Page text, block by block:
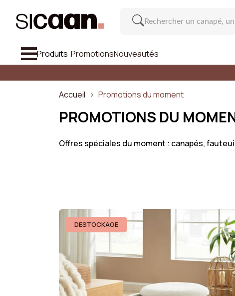
Produits PromotionsNouveautés
Fauteuil & Pouf
Nouveautés
Besoin D’aide
Mon Compte
Canapé 3
Canapé 2
Accueil
Promotions du moment
PROMOTIONS DU
Offres spéciales du moment : canapés,
DESTOCKAGE